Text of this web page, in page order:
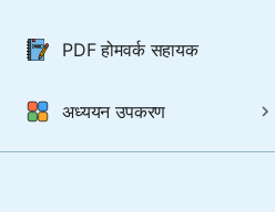
PDF होमवर्क सहायक
अध्ययन उपकरण